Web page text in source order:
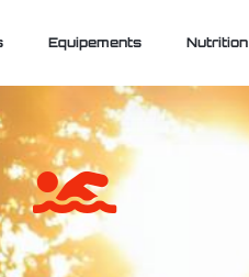
Equipements Nutrition